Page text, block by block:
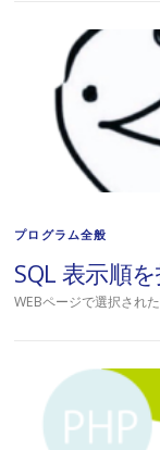
プログラム全般
SQL 表示順
WEBページで選択され